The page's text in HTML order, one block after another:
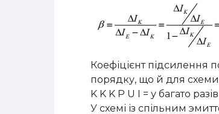
Коефіцієнт підсилення
порядку, що й для схеми
K K K P U I = у багато
У схемі із спільним